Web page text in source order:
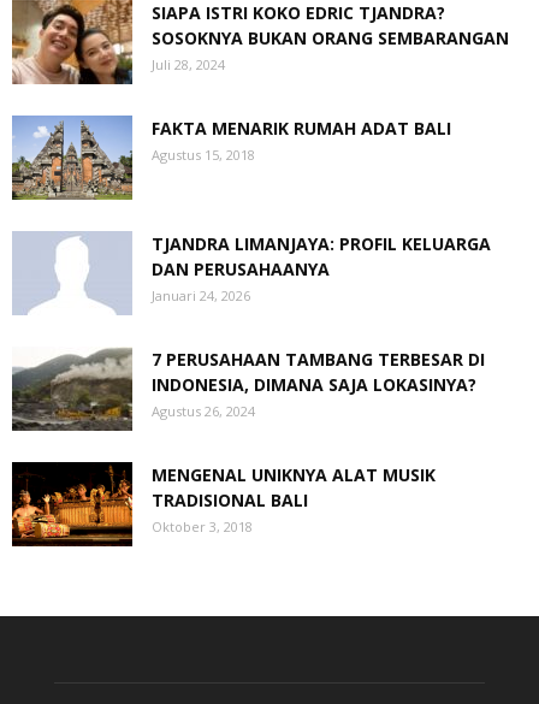
SIAPA ISTRI KOKO EDRIC TJANDRA?
SOSOKNYA BUKAN ORANG SEMBARANGAN
Juli 28, 2024
FAKTA MENARIK RUMAH ADAT BALI
Agustus 15, 2018
TJANDRA LIMANJAYA: PROFIL KELUARGA
DAN PERUSAHAANYA
Januari 24, 2026
7 PERUSAHAAN TAMBANG TERBESAR DI
INDONESIA, DIMANA SAJA LOKASINYA?
Agustus 26, 2024
MENGENAL UNIKNYA ALAT MUSIK
TRADISIONAL BALI
Oktober 3, 2018